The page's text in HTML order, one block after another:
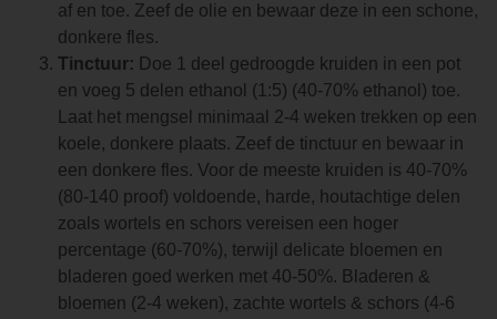
af en toe. Zeef de olie en bewaar deze in een schone,
donkere fles.
Tinctuur: Doe 1 deel gedroogde kruiden in een pot
en voeg 5 delen ethanol (1:5) (40-70% ethanol) toe.
Laat het mengsel minimaal 2-4 weken trekken op een
koele, donkere plaats. Zeef de tinctuur en bewaar in
een donkere fles. Voor de meeste kruiden is 40-70%
(80-140 proof) voldoende, harde, houtachtige delen
zoals wortels en schors vereisen een hoger
percentage (60-70%), terwijl delicate bloemen en
bladeren goed werken met 40-50%. Bladeren &
bloemen (2-4 weken), zachte wortels & schors (4-6